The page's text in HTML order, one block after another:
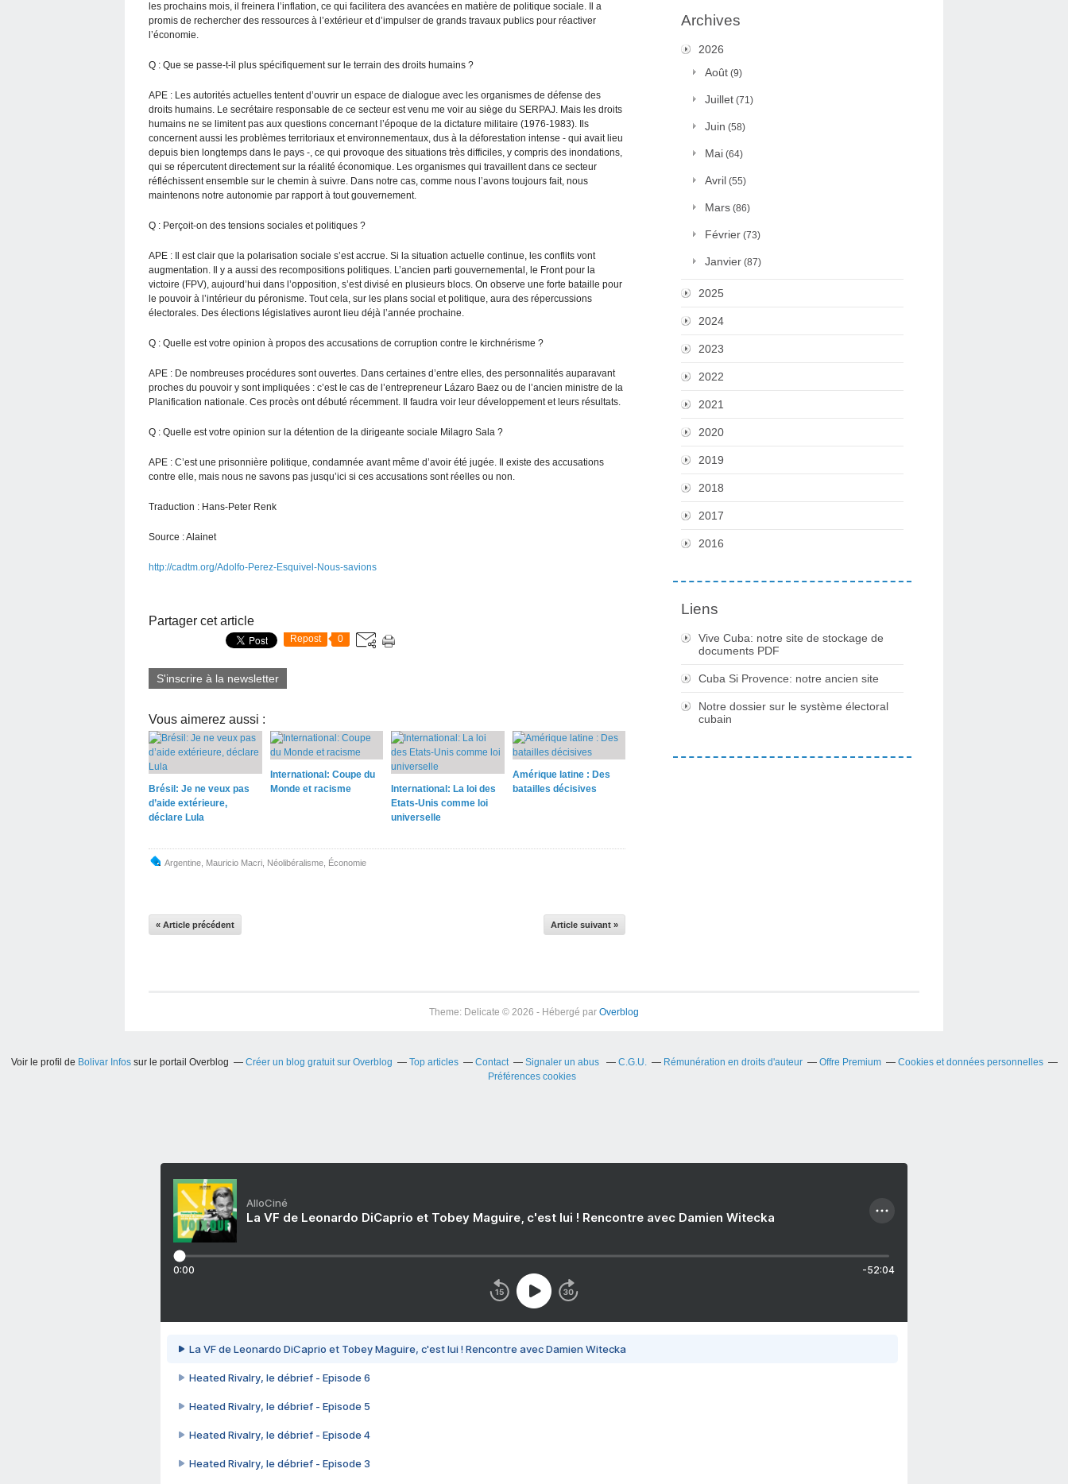
les prochains mois, il freinera l’inflation, ce qui facilitera des avancées en matière de politique sociale. Il a
promis de rechercher des ressources à l’extérieur et d’impulser de grands travaux publics pour réactiver
l’économie.
Q : Que se passe-t-il plus spécifiquement sur le terrain des droits humains ?
APE : Les autorités actuelles tentent d’ouvrir un espace de dialogue avec les organismes de défense des
droits humains. Le secrétaire responsable de ce secteur est venu me voir au siège du SERPAJ. Mais les droits
humains ne se limitent pas aux questions concernant l’époque de la dictature militaire (1976-1983). Ils
concernent aussi les problèmes territoriaux et environnementaux, dus à la déforestation intense - qui avait lieu
depuis bien longtemps dans le pays -, ce qui provoque des situations très difficiles, y compris des inondations,
qui se répercutent directement sur la réalité économique. Les organismes qui travaillent dans ce secteur
réfléchissent ensemble sur le chemin à suivre. Dans notre cas, comme nous l’avons toujours fait, nous
maintenons notre autonomie par rapport à tout gouvernement.
Q : Perçoit-on des tensions sociales et politiques ?
APE : Il est clair que la polarisation sociale s’est accrue. Si la situation actuelle continue, les conflits vont
augmentation. Il y a aussi des recompositions politiques. L’ancien parti gouvernemental, le Front pour la
victoire (FPV), aujourd’hui dans l’opposition, s’est divisé en plusieurs blocs. On observe une forte bataille pour
le pouvoir à l’intérieur du péronisme. Tout cela, sur les plans social et politique, aura des répercussions
électorales. Des élections législatives auront lieu déjà l’année prochaine.
Q : Quelle est votre opinion à propos des accusations de corruption contre le kirchnérisme ?
APE : De nombreuses procédures sont ouvertes. Dans certaines d’entre elles, des personnalités auparavant
proches du pouvoir y sont impliquées : c’est le cas de l’entrepreneur Lázaro Baez ou de l’ancien ministre de la
Planification nationale. Ces procès ont débuté récemment. Il faudra voir leur développement et leurs résultats.
Q : Quelle est votre opinion sur la détention de la dirigeante sociale Milagro Sala ?
APE : C’est une prisonnière politique, condamnée avant même d’avoir été jugée. Il existe des accusations
contre elle, mais nous ne savons pas jusqu’ici si ces accusations sont réelles ou non.
Traduction : Hans-Peter Renk
Source : Alainet
http://cadtm.org/Adolfo-Perez-Esquivel-Nous-savions
Partager cet article
Repost 0
S'inscrire à la newsletter
Vous aimerez aussi :
Brésil: Je ne veux pas
d’aide extérieure,
déclare Lula
International: Coupe du
Monde et racisme
International: La loi des
Etats-Unis comme loi
universelle
Amérique latine : Des
batailles décisives
Argentine Mauricio Macri Néolibéralisme Économie
« Article précédent Article suivant »
Archives
2026
Août (9)
Juillet (71)
Juin (58)
Mai (64)
Avril (55)
Mars (86)
Février (73)
Janvier (87)
2025
2024
2023
2022
2021
2020
2019
2018
2017
2016
Liens
Vive Cuba: notre site de stockage de
documents PDF
Cuba Si Provence: notre ancien site
Notre dossier sur le système électoral
cubain
Theme: Delicate © 2026 - Hébergé par Overblog
Voir le profil de Bolivar Infossur le portail Overblog Créer un blog gratuit sur Overblog Top articles Contact Signaler un abus C.G.U. Rémunération en droits d'auteur Offre Premium
Cookies et données personnelles
Préférences cookies
AlloCiné
La VF de Leonardo DiCaprio et Tobey Maguire, c'est lui ! Rencontre avec Damien Witecka
0:00 -52:04
La VF de Leonardo DiCaprio et Tobey Maguire, c'est lui ! Rencontre avec Damien Witecka
Heated Rivalry, le débrief - Episode 6
Heated Rivalry, le débrief - Episode 5
Heated Rivalry, le débrief - Episode 4
Heated Rivalry, le débrief - Episode 3